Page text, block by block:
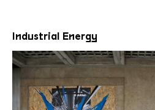
Industrial Energy